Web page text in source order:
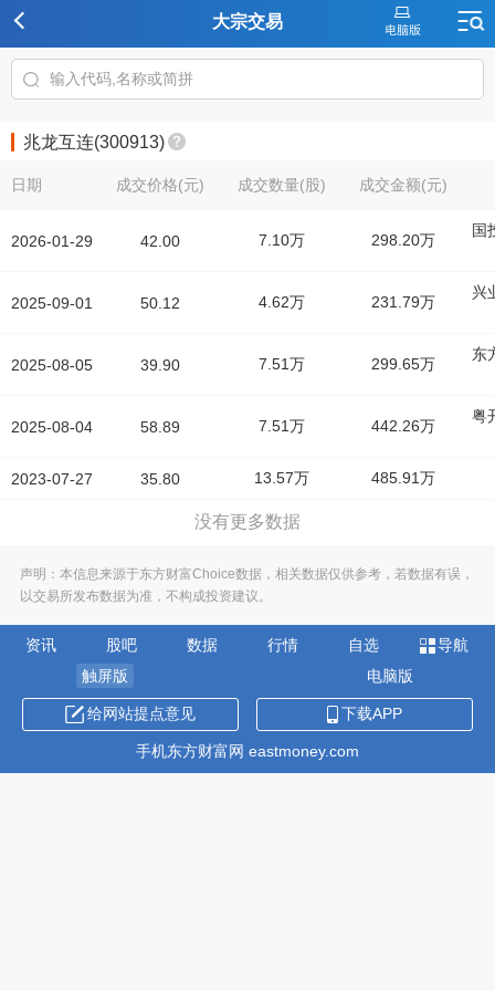
大宗交易
兆龙互连(300913)
日期
2026-01-29
2025-09-01
2025-08-05
2025-08-04
2023-07-27
成交价格(元) 成交数量(股) 成交金额(元)
42.00 7.10万 298.20万
国
50.12 4.62万 231.79万
兴
39.90 7.51万 299.65万
东
58.89 7.51万 442.26万
粤
35.80 13.57万 485.91万
没有更多数据
声明：本信息来源于东方财富Choice数据，相关数据仅供参考，若数据有误，
以交易所发布数据为准，不构成投资建议。
资讯 股吧 数据 行情 自选
导航
触屏版
电脑版
给网站提点意见 下载APP
手机东方财富网 eastmoney.com